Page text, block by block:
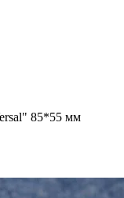
85*55 мм